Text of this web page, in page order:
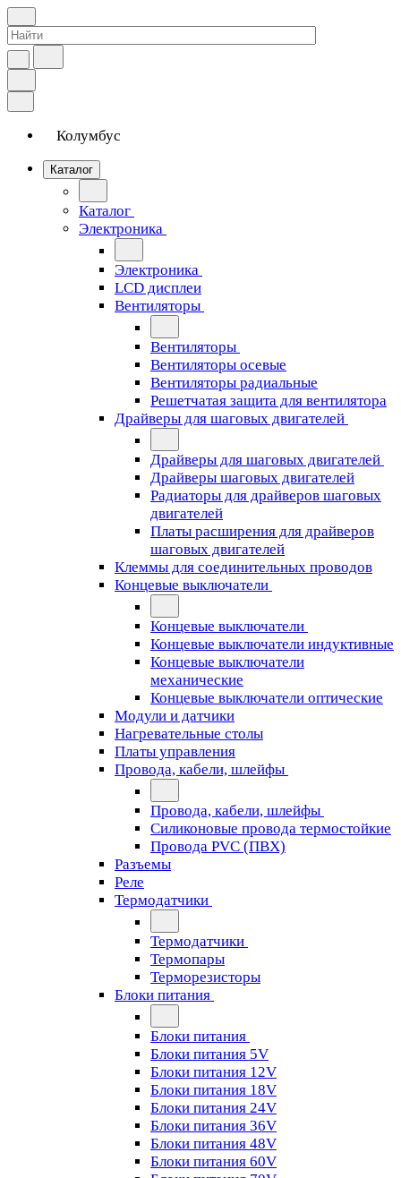
Колумбус
Каталог
Каталог
Электроника
Электроника
LCD дисплеи
Вентиляторы
Вентиляторы
Вентиляторы осевые
Вентиляторы радиальные
Решетчатая защита для вентилятора
Драйверы для шаговых двигателей
Драйверы для шаговых двигателей
Драйверы шаговых двигателей
Радиаторы для драйверов шаговых
двигателей
Платы расширения для драйверов
шаговых двигателей
Клеммы для соединительных проводов
Концевые выключатели
Концевые выключатели
Концевые выключатели индуктивные
Концевые выключатели
механические
Концевые выключатели оптические
Модули и датчики
Нагревательные столы
Платы управления
Провода, кабели, шлейфы
Провода, кабели, шлейфы
Силиконовые провода термостойкие
Провода PVC (ПВХ)
Разъемы
Реле
Термодатчики
Термодатчики
Термопары
Терморезисторы
Блоки питания
Блоки питания
Блоки питания 5V
Блоки питания 12V
Блоки питания 18V
Блоки питания 24V
Блоки питания 36V
Блоки питания 48V
Блоки питания 60V